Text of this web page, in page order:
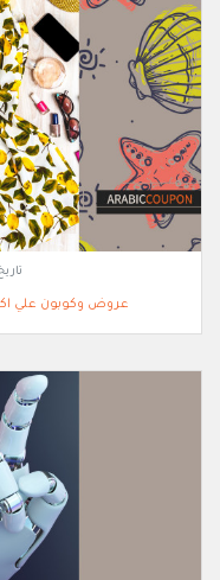
عروض وكوبون علي